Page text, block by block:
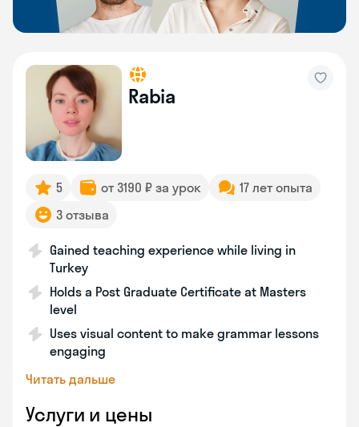
Rabia
5 от 3190 ₽ за урок
17 лет опыта
3 отзыва
Gained teaching experience while living in
Turkey
Holds a Post Graduate Certificate at Masters
level
Uses visual content to make grammar lessons
engaging
Читать дальше
Услуги и цены